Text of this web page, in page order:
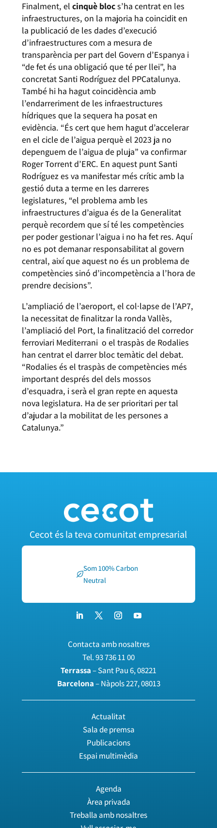
Finalment, el cinquè blocs’ha centrat en les
infraestructures, on la majoria ha coincidit en
la publicació de les dades d’execució
d’infraestructures com a mesura de
transparència per part del Govern d’Espanya i
“de fet és una obligació que té per llei”, ha
concretat Santi Rodríguez del PPCatalunya.
També hi ha hagut coincidència amb
l’endarreriment de les infraestructures
hídriques que la sequera ha posat en
evidència. “És cert que hem hagut d’accelerar
en el cicle de l’aigua perquè el 2023 ja no
depenguem de l’aigua de pluja” va confirmar
Roger Torrent d’ERC. En aquest punt Santi
Rodríguez es va manifestar més crític amb la
gestió duta a terme en les darreres
legislatures, “el problema amb les
infraestructures d’aigua és de la Generalitat
perquè recordem que sí té les competències
per poder gestionar l’aigua i no ha fet res. Aquí
no es pot demanar responsabilitat al govern
central, així que aquest no és un problema de
competències sinó d’incompetència a l’hora de
prendre decisions”.
L’ampliació de l’aeroport, el col·lapse de l’AP7,
la necessitat de finalitzar la ronda Vallès,
l’ampliació del Port, la finalització del corredor
ferroviari Mediterrani o el traspàs de Rodalies
han centrat el darrer bloc temàtic del debat.
“Rodalies és el traspàs de competències més
important després del dels mossos
d’esquadra, i serà el gran repte en aquesta
nova legislatura. Ha de ser prioritari per tal
d’ajudar a la mobilitat de les persones a
Catalunya.”
Cecot és la teva comunitat empresarial
Som 100% Carbon
Neutral
Contacta amb nosaltres
Tel.93 736 11 00
Terrassa– Sant Pau 6, 08221
Barcelona– Nàpols 227, 08013
Actualitat
Sala de premsa
Publicacions
Espai multimèdia
Agenda
Àrea privada
Treballa amb nosaltres